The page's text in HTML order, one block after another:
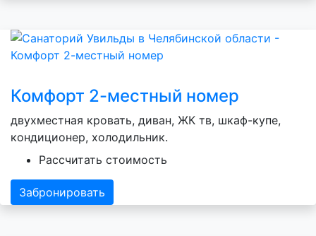
Комфорт 2-местный номер
двухместная кровать, диван, ЖК тв, шкаф-купе,
кондиционер, холодильник.
Рассчитать стоимость
Забронировать